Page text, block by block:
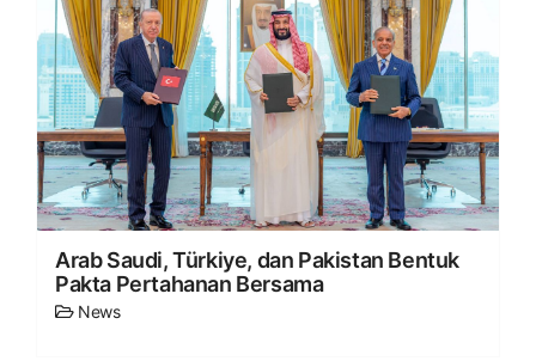
Arab Saudi, Türkiye, dan Pakistan Bentuk
Pakta Pertahanan Bersama
News